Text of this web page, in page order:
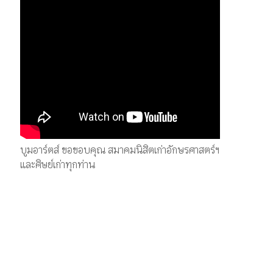
บูมอาร์ตส์ ขอขอบคุณ สมาคมนิสิตเก่าอักษรศาสตร์ฯ
และศิษย์เก่าทุกท่าน